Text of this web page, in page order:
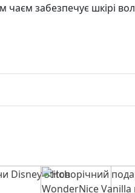
забезпечує шкірі